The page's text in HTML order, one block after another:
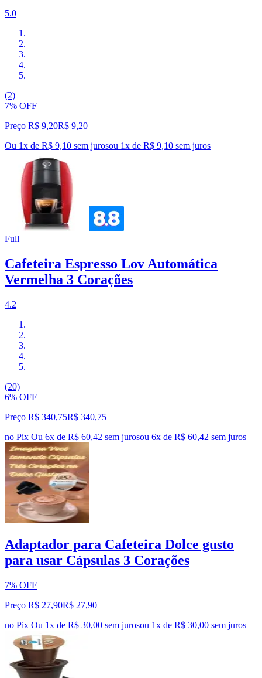
5.0
(2)
7% OFF
Preço R$ 9,20R$ 9,20
Ou 1x de R$ 9,10 sem jurosou 1x de R$ 9,10 sem juros
Full
Cafeteira Espresso Lov Automática
Vermelha 3 Corações
4.2
(20)
6% OFF
Preço R$ 340,75R$ 340,75
no Pix Ou 6x de R$ 60,42 sem jurosou 6x de R$ 60,42 sem juros
Adaptador para Cafeteira Dolce gusto
para usar Cápsulas 3 Corações
7% OFF
Preço R$ 27,90R$ 27,90
no Pix Ou 1x de R$ 30,00 sem jurosou 1x de R$ 30,00 sem juros